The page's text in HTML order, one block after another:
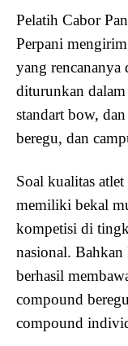
Pelatih Cabor
Perpani
yang rencananya
diturunkan
standart bow,
beregu, dan
Soal kualitas
memiliki bekal
kompetisi di
nasional.
berhasil
compound
compound